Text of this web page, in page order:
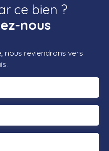
ce bien ?
nous
nous reviendrons vers